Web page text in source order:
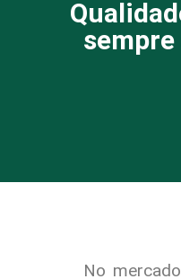
sempre
No